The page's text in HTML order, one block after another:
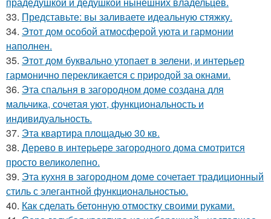
33. Представьте: вы заливаете идеальную стяжку.
34. Этот дом особой атмосферой уюта и гармонии
наполнен.
35. Этот дом буквально утопает в зелени, и интерьер
гармонично перекликается с природой за окнами.
36. Эта спальня в загородном доме создана для
мальчика, сочетая уют, функциональность и
индивидуальность.
37. Эта квартира площадью 30 кв.
38. Дерево в интерьере загородного дома смотрится
просто великолепно.
39. Эта кухня в загородном доме сочетает традиционный
стиль с элегантной функциональностью.
40. Как сделать бетонную отмостку своими руками.